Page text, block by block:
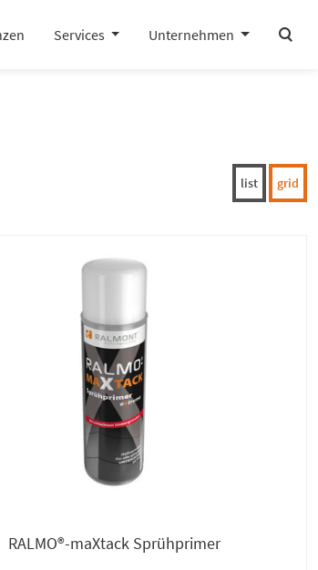
Services Unternehmen search
list grid
RALMO®-maXtack Sprühprimer